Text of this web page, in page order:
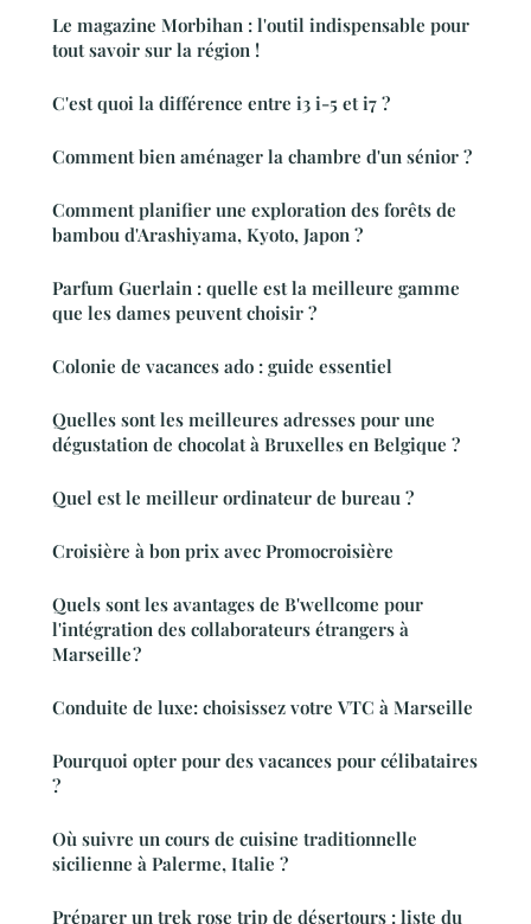
Le magazine Morbihan : l'outil indispensable pour
tout savoir sur la région !
C'est quoi la différence entre i3 i-5 et i7 ?
Comment bien aménager la chambre d'un sénior ?
Comment planifier une exploration des forêts de
bambou d'Arashiyama, Kyoto, Japon ?
Parfum Guerlain : quelle est la meilleure gamme
que les dames peuvent choisir ?
Colonie de vacances ado : guide essentiel
Quelles sont les meilleures adresses pour une
dégustation de chocolat à Bruxelles en Belgique ?
Quel est le meilleur ordinateur de bureau ?
Croisière à bon prix avec Promocroisière
Quels sont les avantages de B'wellcome pour
l'intégration des collaborateurs étrangers à
Marseille ?
Conduite de luxe: choisissez votre VTC à Marseille
Pourquoi opter pour des vacances pour célibataires
?
Où suivre un cours de cuisine traditionnelle
sicilienne à Palerme, Italie ?
Préparer un trek rose trip de désertours : liste du